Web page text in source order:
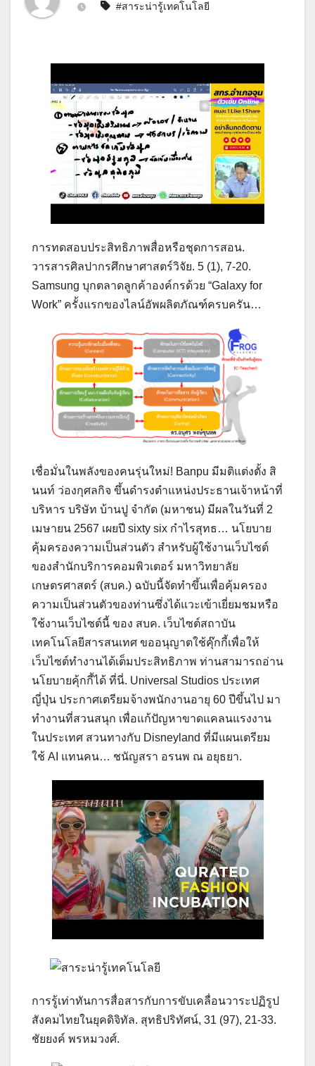
#สาระน่ารู้เทคโนโลยี
การทดสอบประสิทธิภาพสื่อหรือชุดการสอน.
วารสารศิลปากรศึกษาศาสตร์วิจัย. 5 (1), 7-20.
Samsung บุกตลาดลูกค้าองค์กรด้วย “Galaxy for
Work” ครั้งแรกของไลน์อัพผลิตภัณฑ์ครบครัน…
เชื่อมั่นในพลังของคนรุ่นใหม่! Banpu มีมติแต่งตั้ง สิ
นนท์ ว่องกุศลกิจ ขึ้นดำรงตำแหน่งประธานเจ้าหน้าที่
บริหาร บริษัท บ้านปู จำกัด (มหาชน) มีผลในวันที่ 2
เมษายน 2567 เผยปี sixty six กำไรสุทธ… นโยบาย
คุ้มครองความเป็นส่วนตัว สำหรับผู้ใช้งานเว็บไซต์
ของสำนักบริการคอมพิวเตอร์ มหาวิทยาลัย
เกษตรศาสตร์ (สบค.) ฉบับนี้จัดทำขึ้นเพื่อคุ้มครอง
ความเป็นส่วนตัวของท่านซึ่งได้แวะเข้าเยี่ยมชมหรือ
ใช้งานเว็บไซต์นี้ ของ สบค. เว็บไซต์สถาบัน
เทคโนโลยีสารสนเทศ ขออนุญาตใช้คุ๊กกี้เพื่อให้
เว็บไซต์ทำงานได้เต็มประสิทธิภาพ ท่านสามารถอ่าน
นโยบายคุ้กกี้ได้ ที่นี่. Universal Studios ประเทศ
ญี่ปุ่น ประกาศเตรียมจ้างพนักงานอายุ 60 ปีขึ้นไป มา
ทำงานที่สวนสนุก เพื่อแก้ปัญหาขาดแคลนแรงงาน
ในประเทศ สวนทางกับ Disneyland ที่มีแผนเตรียม
ใช้ AI แทนคน… ชนัญสรา อรนพ ณ อยุธยา.
การรู้เท่าทันการสื่อสารกับการขับเคลื่อนวาระปฏิรูป
สังคมไทยในยุคดิจิทัล. สุทธิปริทัศน์, 31 (97), 21-33.
ชัยยงค์ พรหมวงศ์.